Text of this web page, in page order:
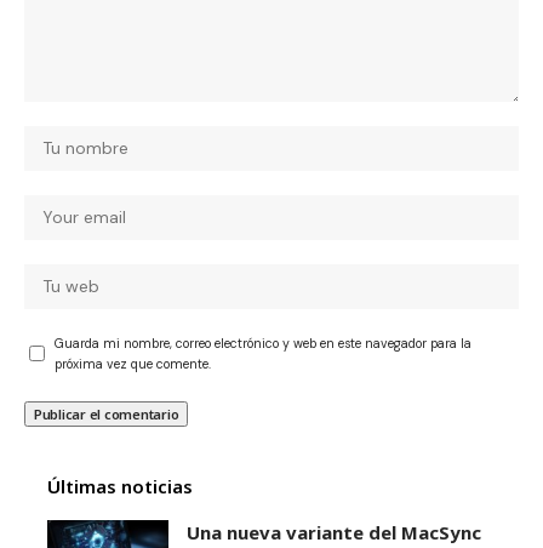
Guarda mi nombre, correo electrónico y web en este navegador para la
próxima vez que comente.
Últimas noticias
Una nueva variante del MacSync